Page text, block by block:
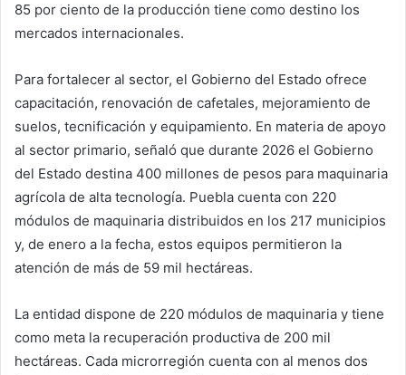
85 por ciento de la producción tiene como destino los
mercados internacionales.
Para fortalecer al sector, el Gobierno del Estado ofrece
capacitación, renovación de cafetales, mejoramiento de
suelos, tecnificación y equipamiento. En materia de apoyo
al sector primario, señaló que durante 2026 el Gobierno
del Estado destina 400 millones de pesos para maquinaria
agrícola de alta tecnología. Puebla cuenta con 220
módulos de maquinaria distribuidos en los 217 municipios
y, de enero a la fecha, estos equipos permitieron la
atención de más de 59 mil hectáreas.
La entidad dispone de 220 módulos de maquinaria y tiene
como meta la recuperación productiva de 200 mil
hectáreas. Cada microrregión cuenta con al menos dos